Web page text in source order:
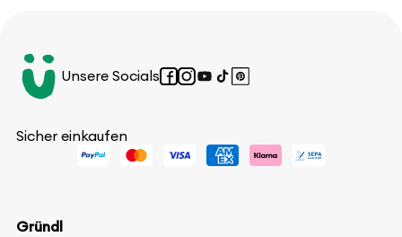
Unsere SocialsFacebook
Instagram
YouTube
TikTokPinterest
Sicher einkaufen
Gründl